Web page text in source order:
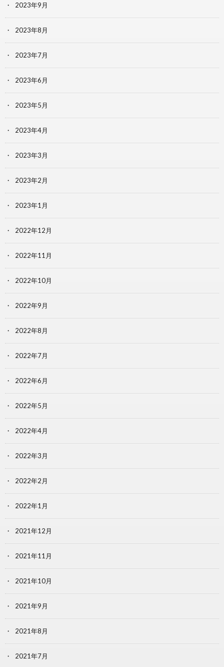
2023年9月
2023年8月
2023年7月
2023年6月
2023年5月
2023年4月
2023年3月
2023年2月
2023年1月
2022年12月
2022年11月
2022年10月
2022年9月
2022年8月
2022年7月
2022年6月
2022年5月
2022年4月
2022年3月
2022年2月
2022年1月
2021年12月
2021年11月
2021年10月
2021年9月
2021年8月
2021年7月